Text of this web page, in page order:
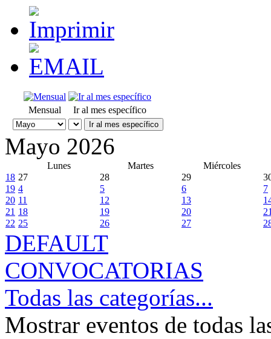
Mensual Ir al mes específico
Ir al mes específico
Mayo 2026
Lunes Martes
Miércoles
18 27 28 29
19 4 5 6
7
20 11 12 13
21 18 19 20
22 25 26 27
DEFAULT
CONVOCATORIAS
Todas las categorías...
Mostrar eventos de todas